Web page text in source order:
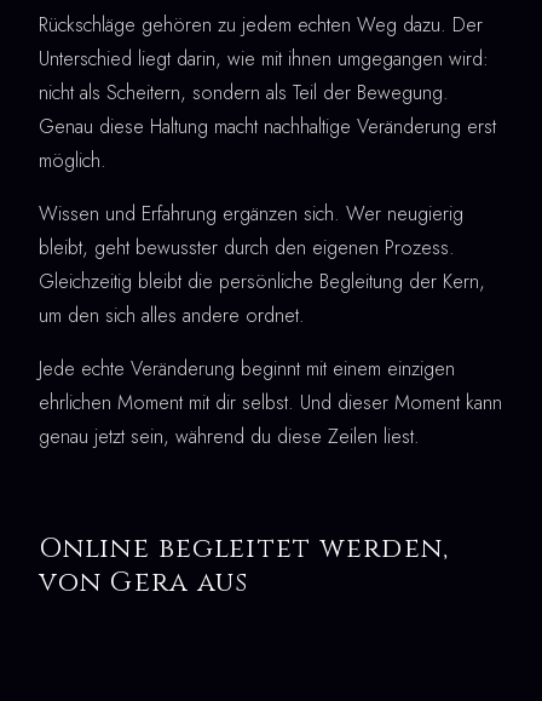
Rückschläge gehören zu jedem echten Weg dazu. Der
Unterschied liegt darin, wie mit ihnen umgegangen wird:
nicht als Scheitern, sondern als Teil der Bewegung.
Genau diese Haltung macht nachhaltige Veränderung erst
möglich.
Wissen und Erfahrung ergänzen sich. Wer neugierig
bleibt, geht bewusster durch den eigenen Prozess.
Gleichzeitig bleibt die persönliche Begleitung der Kern,
um den sich alles andere ordnet.
Jede echte Veränderung beginnt mit einem einzigen
ehrlichen Moment mit dir selbst. Und dieser Moment kann
genau jetzt sein, während du diese Zeilen liest.
Online begleitet werden,
von Gera aus